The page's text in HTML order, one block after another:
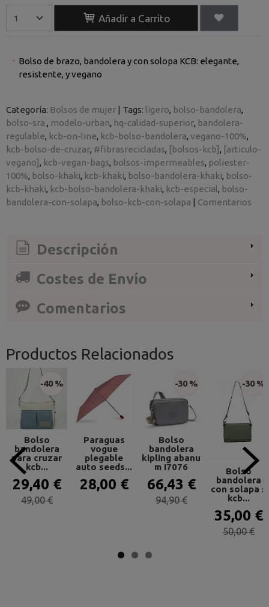
Añadir a Carrito
Bolso de brazo, bandolera y con solopa KCB: elegante,
resistente, y vegano
Categoría: Bolsos de mujer | Tags: ligero bolso-bandolera
bolso-sra. modelo-urban hq-calidad-superior bandolera-
regulable kcb-on-line kcb-bolso-bandolera vegano-100%
kcb-bolso-de-cruzar #fibrasrecicladas [bolsos-kcb]
[articulo-
vegano]
kcb-vegan-bags bolsos-impermeables poliester-
100% bolso-khaki kcb-khaki bolso-bandolera-khaki bolso-
kcb-khaki kcb-bolso-bandolera-khaki kcb-especial
bolso-
bandolera-con-solapa bolso-kcb-con-solapa | Comentarios
Descripción
Costes de Envío
Comentarios
Productos Relacionados
-40 %
Bolso
bandolera
para cruzar
kcb...
29,40 €
49,00 €
Paraguas
vogue
plegable
auto seeds...
28,00 €
-30 %
Bolso
bandolera
kipling abanu
m I7076
66,43 €
94,90 €
-30 %
Bolso
bandolera
con solapa s
kcb...
35,00 €
50,00 €